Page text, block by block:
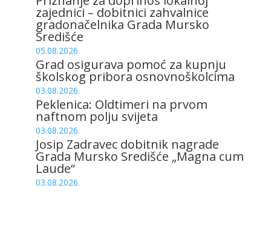
zajednici – dobitnici zahvalnice
gradonačelnika Grada Mursko
Središće
05.08.2026.
Grad osigurava pomoć za kupnju
školskog pribora osnovnoškolcima
03.08.2026.
Peklenica: Oldtimeri na prvom
naftnom polju svijeta
03.08.2026.
Josip Zadravec dobitnik nagrade
Grada Mursko Središće „Magna cum
Laude“
03.08.2026.